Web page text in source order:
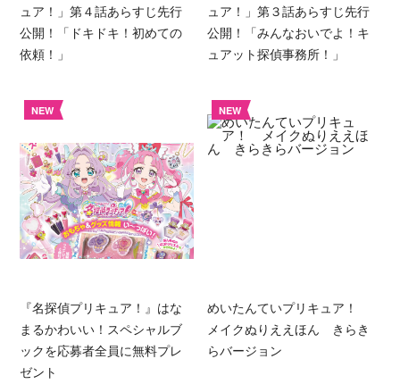
ュア！」第４話あらすじ先行
公開！「ドキドキ！初めての
依頼！」
ュア！」第３話あらすじ先行
公開！「みんなおいでよ！キ
ュアット探偵事務所！」
NEW
『名探偵プリキュア！』はな
まるかわいい！スペシャルブ
ックを応募者全員に無料プレ
ゼント
NEW
めいたんていプリキュア！
メイクぬりええほん きらき
らバージョン